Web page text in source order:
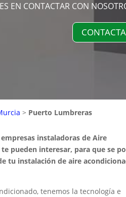
EN CONTACTAR CON
> Puerto Lumbreras
instaladoras de Aire
pueden interesar, para que se
tu instalación de aire
tenemos la tecnología e